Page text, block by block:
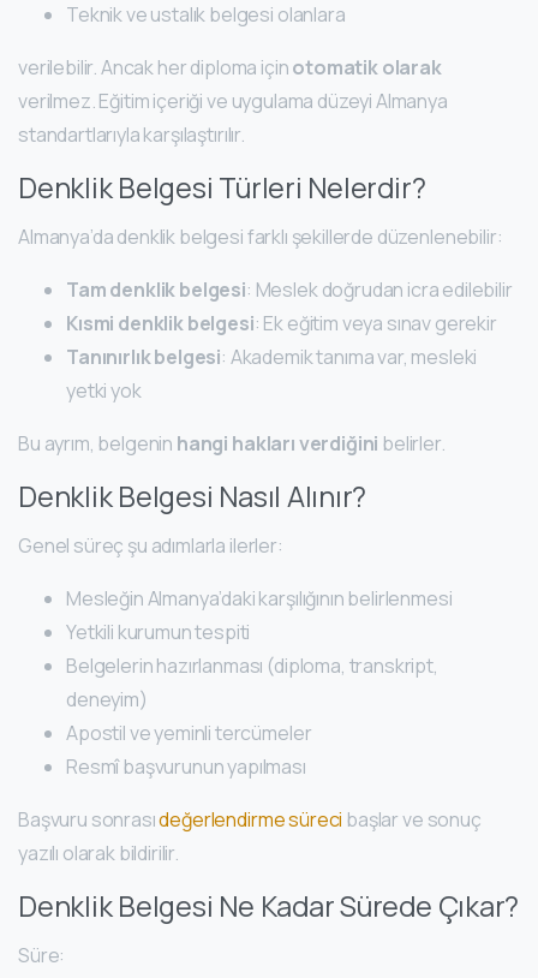
Teknik ve ustalık belgesi olanlara
verilebilir. Ancak her diploma içinotomatik olarak
verilmez. Eğitim içeriği ve uygulama düzeyi Almanya
standartlarıyla karşılaştırılır.
Denklik Belgesi Türleri Nelerdir?
Almanya’da denklik belgesi farklı şekillerde düzenlenebilir:
Tam denklik belgesi: Meslek doğrudan icra edilebilir
Kısmi denklik belgesi: Ek eğitim veya sınav gerekir
Tanınırlık belgesi: Akademik tanıma var, mesleki
yetki yok
Bu ayrım, belgenin hangi hakları verdiğini belirler.
Denklik Belgesi Nasıl Alınır?
Genel süreç şu adımlarla ilerler:
Mesleğin Almanya’daki karşılığının belirlenmesi
Yetkili kurumun tespiti
Belgelerin hazırlanması (diploma, transkript,
deneyim)
Apostil ve yeminli tercümeler
Resmî başvurunun yapılması
Başvuru sonrasıdeğerlendirme süreci başlar ve sonuç
yazılı olarak bildirilir.
Denklik Belgesi Ne Kadar Sürede Çıkar?
Süre: